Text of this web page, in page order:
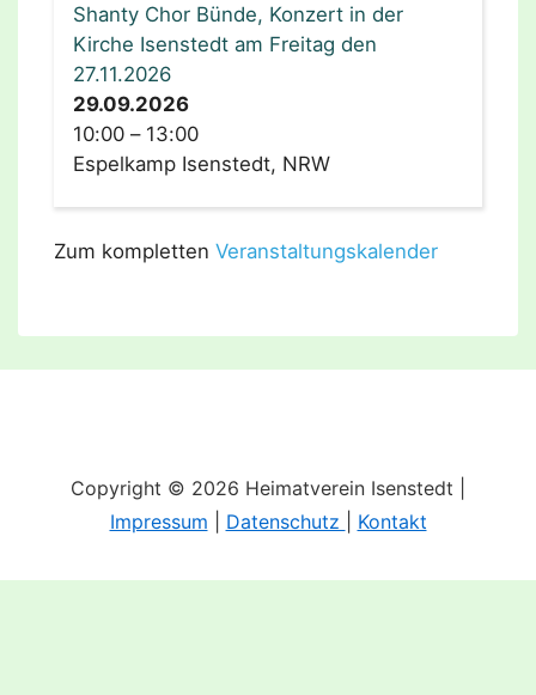
Shanty Chor Bünde, Konzert in der
Kirche Isenstedt am Freitag den
27.11.2026
29.09.2026
10:00 – 13:00
Espelkamp Isenstedt, NRW
Zum kompletten Veranstaltungskalender
Copyright © 2026 Heimatverein Isenstedt |
Impressum
Datenschutz Kontakt